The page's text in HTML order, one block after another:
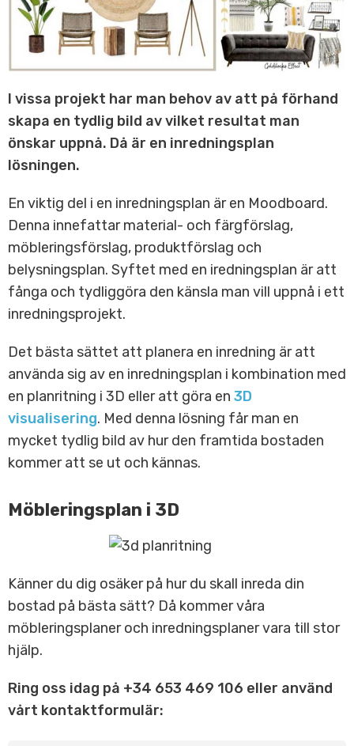
I vissa projekt har man behov av att på förhand
skapa en tydlig bild av vilket resultat man
önskar uppnå. Då är en inredningsplan
lösningen.
En viktig del i en inredningsplan är en Moodboard.
Denna innefattar material- och färgförslag,
möbleringsförslag, produktförslag och
belysningsplan. Syftet med en iredningsplan är att
fånga och tydliggöra den känsla man vill uppnå i ett
inredningsprojekt.
Det bästa sättet att planera en inredning är att
använda sig av en inredningsplan i kombination med
en planritning i 3D eller att göra en 3D
visualisering. Med denna lösning får man en
mycket tydlig bild av hur den framtida bostaden
kommer att se ut och kännas.
Möbleringsplan i 3D
Känner du dig osäker på hur du skall inreda din
bostad på bästa sätt? Då kommer våra
möbleringsplaner och inredningsplaner vara till stor
hjälp.
Ring oss idag på +34 653 469 106 eller använd
vårt kontaktformulär: